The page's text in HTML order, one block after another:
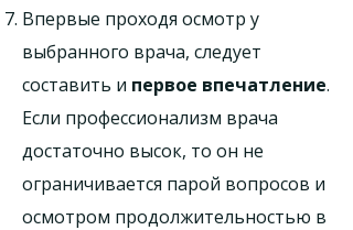
Впервые проходя осмотр у
выбранного врача, следует
составить и первое впечатление.
Если профессионализм врача
достаточно высок, то он не
ограничивается парой вопросов и
осмотром продолжительностью в